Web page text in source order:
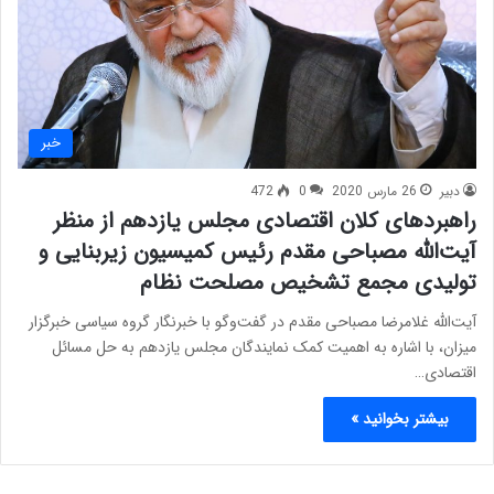
خبر
دبیر 26 مارس 2020 0
472
راهبرد‌های کلان اقتصادی مجلس یازدهم از منظر
آیت‌الله مصباحی مقدم رئیس کمیسیون زیربنایی و
تولیدی مجمع تشخیص مصلحت نظام
آیت‌الله غلامرضا مصباحی مقدم در گفت‌وگو با خبرنگار گروه سیاسی خبرگزار
میزان، با اشاره به اهمیت کمک نمایندگان مجلس یازدهم به حل مسائل
اقتصادی…
بیشتر بخوانید »